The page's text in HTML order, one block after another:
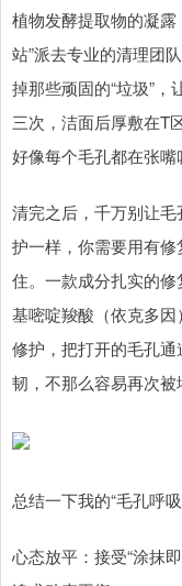
植物发酵提取物的凝
站”派去专业的清理团
掉那些顽固的“垃圾”
三次，洁面后厚敷在T
好像每个毛孔都在张嘴
清完之后，千万别让毛
护一样，你需要用有
住。一款成分扎实的
基嘧啶羧酸（依克多
修护，把打开的毛孔通
韧，不那么容易再次被
总结一下我的“毛孔呼吸
心态放平：接受“涂抹